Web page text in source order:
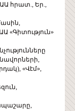
հրատ., Եր.,
«Գիտություն»
«Վէմ»,